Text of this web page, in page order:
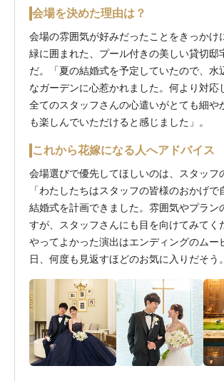
会場を決めた理由は？
会場の雰囲気が好みだったことをきっかけ
緑に囲まれた、プール付きの美しい貸切邸
だ。「夏の結婚式を予定していたので、水
なガーデンに心惹かれました。何より対応
全てのスタッフさんの心遣いがとても細や
も楽しんでいただけると感じました」。
これから花嫁になる人へアドバイス
会場選びで優先してほしいのは、スタッフ
「わたしたちはスタッフの皆様のおかげで
結婚式を計画できました。雰囲気やプラン
すが、スタッフさんにも目を向けてみてく
やってよかった演出はエンディングのムー
日、何度も見返すほどのお気に入りだそう。